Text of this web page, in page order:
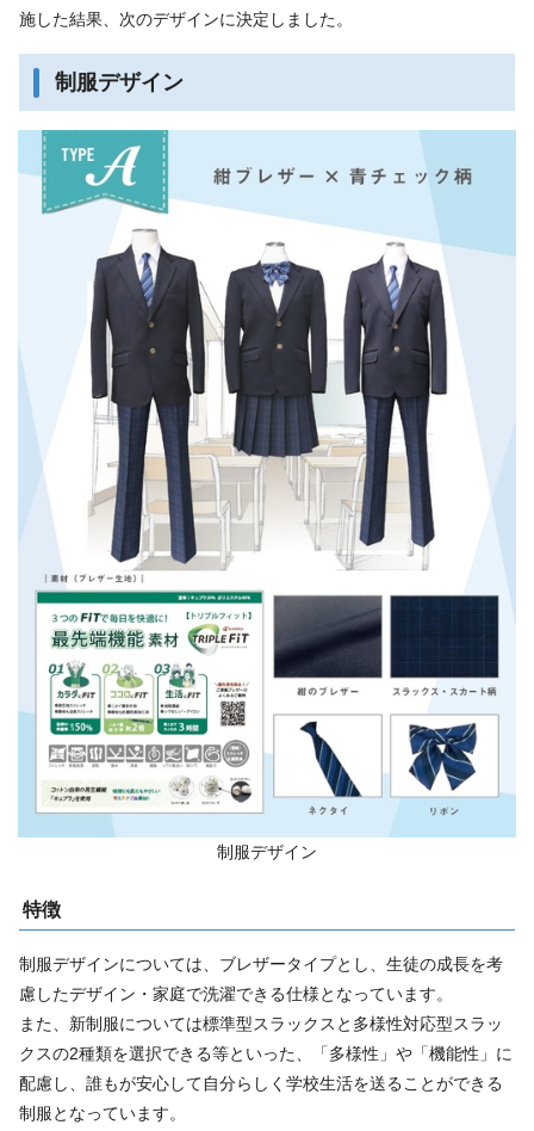
施した結果、次のデザインに決定しました。
制服デザイン
制服デザイン
特徴
制服デザインについては、ブレザータイプとし、生徒の成長を考
慮したデザイン・家庭で洗濯できる仕様となっています。
また、新制服については標準型スラックスと多様性対応型スラッ
クスの2種類を選択できる等といった、「多様性」や「機能性」に
配慮し、誰もが安心して自分らしく学校生活を送ることができる
制服となっています。